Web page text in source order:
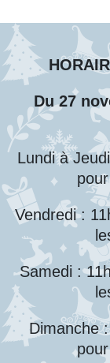
Du 27
Lundi à
Vendredi :
Samedi :
Dimanche